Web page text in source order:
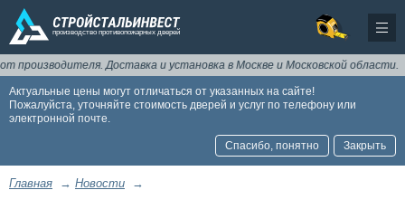
Доставка и установка в Москве и Московской области.
Актуальные цены могут отличаться от указанных на сайте!
Пожалуйста, уточняйте стоимость дверей и услуг по телефону или
электронной почте.
Спасибо, понятно Закрыть
Главная → Новости →